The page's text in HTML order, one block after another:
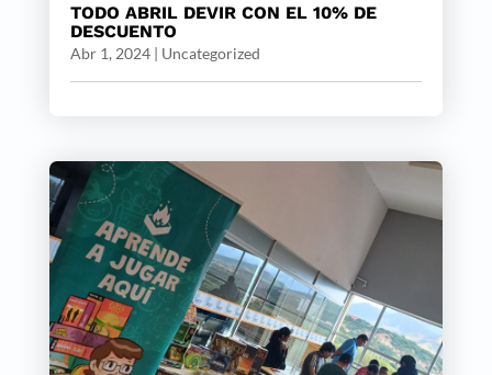
TODO ABRIL DEVIR CON EL 10% DE
DESCUENTO
Abr 1, 2024| Uncategorized